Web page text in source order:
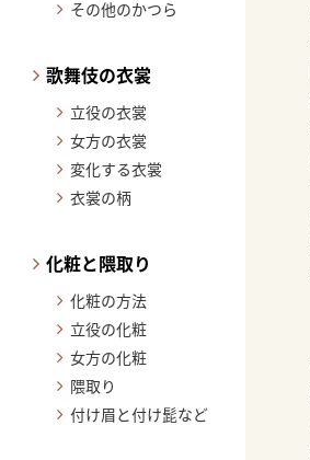
その他のかつら
歌舞伎の衣裳
立役の衣裳
女方の衣裳
変化する衣裳
衣裳の柄
化粧と隈取り
化粧の方法
立役の化粧
女方の化粧
隈取り
付け眉と付け髭など